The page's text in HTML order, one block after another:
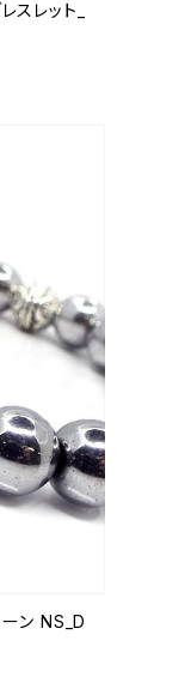
スレット_
ーン NS_D